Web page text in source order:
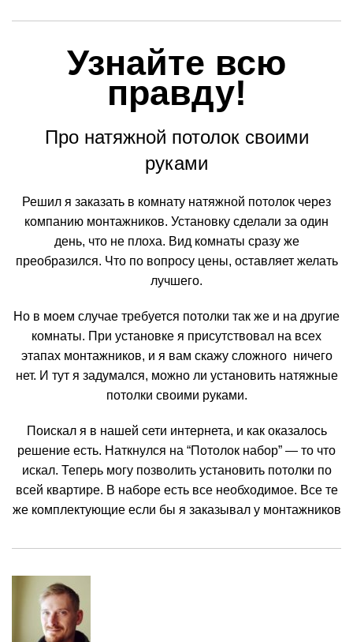
Узнайте всю
правду!
Про натяжной потолок своими
руками
Решил я заказать в комнату натяжной потолок через
компанию монтажников. Установку сделали за один
день, что не плоха. Вид комнаты сразу же
преобразился. Что по вопросу цены, оставляет желать
лучшего.
Но в моем случае требуется потолки так же и на другие
комнаты. При установке я присутствовал на всех
этапах монтажников, и я вам скажу сложного ничего
нет. И тут я задумался, можно ли установить натяжные
потолки своими руками.
Поискал я в нашей сети интернета, и как оказалось
решение есть. Наткнулся на “Потолок набор” — то что
искал. Теперь могу позволить установить потолки по
всей квартире. В наборе есть все необходимое. Все те
же комплектующие если бы я заказывал у монтажников